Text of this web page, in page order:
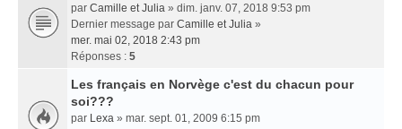
par Camille et Julia » dim. janv. 07, 2018 9:53 pm
Dernier message par Camille et Julia »
mer. mai 02, 2018 2:43 pm
Réponses : 5
Les français en Norvège c'est du chacun pour
soi???
par Lexa » mar. sept. 01, 2009 6:15 pm